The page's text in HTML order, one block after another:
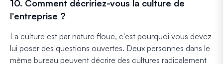
10. Comment décririez-vous la culture de
l'entreprise ?
La culture est par nature floue, c'est pourquoi vous devez
lui poser des questions ouvertes. Deux personnes dans le
même bureau peuvent décrire des cultures radicalement